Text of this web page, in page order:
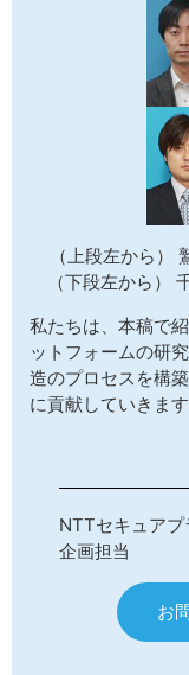
（上段左から
（下段左から
私たちは、本稿で
ットフォームの研
造のプロセスを構
に貢献していきます
NTTセキュア
企画担当
お